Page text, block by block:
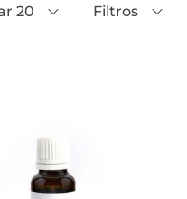
20 Filtros